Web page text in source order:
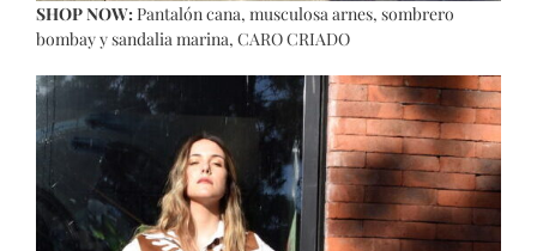
SHOP NOW:Pantalón cana, musculosa arnes, sombrero
bombayysandalia marina, CARO CRIADO